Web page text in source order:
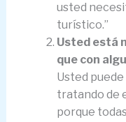
usted
turístico.”
Usted está
que con
Usted
tratando de
porque